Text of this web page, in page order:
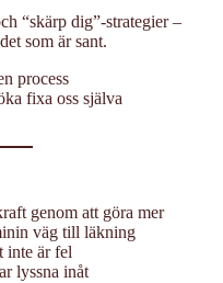
“skärp dig”-strategier –
som är sant.
process
fixa oss själva
genom att göra mer
väg till läkning
inte är fel
lyssna inåt